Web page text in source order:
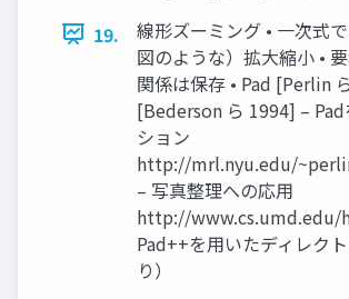
19.
線形ズーミング • 一次式
図のような）拡大縮小 •
関係は保存 • Pad [Perlin
[Bederson ら 1994] –
ション
http://mrl.nyu.edu/
– 写真整理への応用
http://
Pad++を用いたディレク
り）